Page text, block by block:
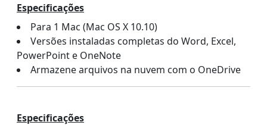
Especificações
Para 1 Mac (Mac OS X 10.10)
Versões instaladas completas do Word, Excel,
PowerPoint e OneNote
Armazene arquivos na nuvem com o OneDrive
Especificações